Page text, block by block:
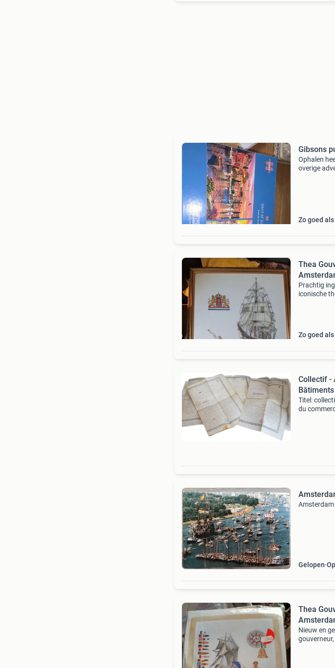
Gibsons
Ophalen
overige
Zo goed
Thea
Prachtig
iconische
Zo goed
Collectif -
Titel:
du
Gelopen
Thea
Nieuw en